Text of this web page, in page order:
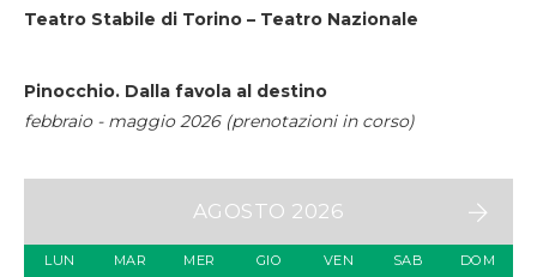
Teatro Stabile di Torino – Teatro Nazionale
Pinocchio. Dalla favola al destino
febbraio - maggio 2026 (prenotazioni in corso)
AGOSTO 2026
LUN MAR MER GIO VEN SAB DOM